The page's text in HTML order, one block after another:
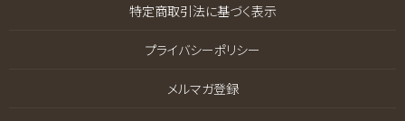
特定商取引法に基づく表示
プライバシーポリシー
メルマガ登録